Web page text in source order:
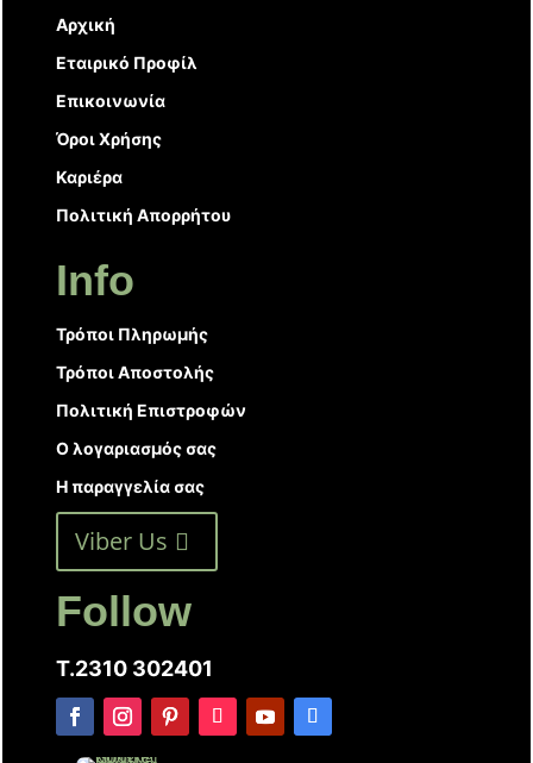
Αρχική
Εταιρικό Προφίλ
Επικοινωνία
Όροι Χρήσης
Καριέρα
Πολιτική Απορρήτου
Info
Τρόποι Πληρωμής
Τρόποι Αποστολής
Πολιτική Επιστροφών
Ο λογαριασμός σας
Η παραγγελία σας
Viber Us
Follow
T.2310 302401